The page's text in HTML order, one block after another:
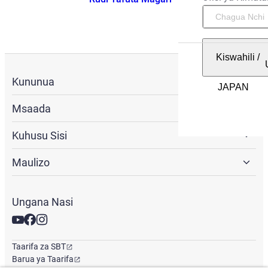
Kiswahili /
Kununua
Msaada
Kuhusu Sisi
Maulizo
Ungana Nasi
Taarifa za SBT
Barua ya Taarifa